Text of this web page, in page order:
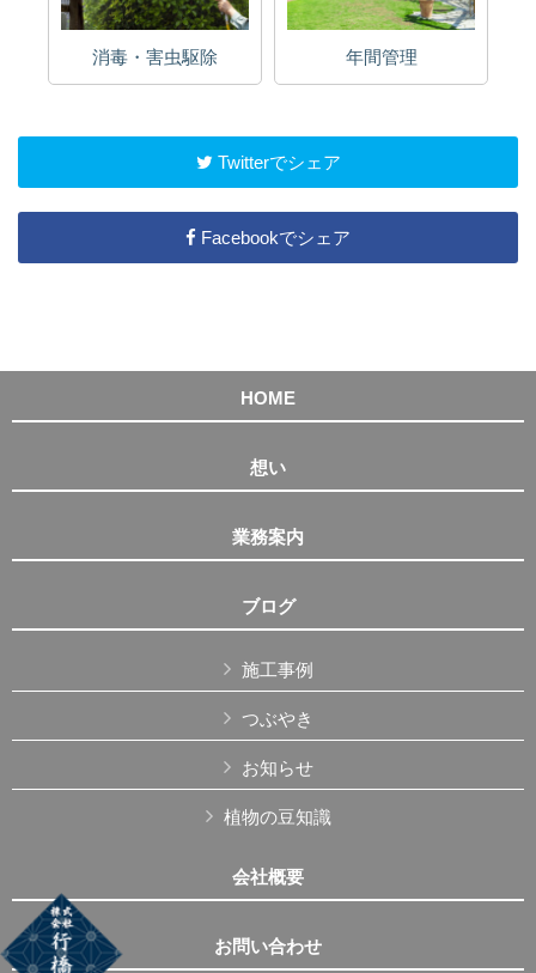
消毒・害虫駆除 年間管理
Twitterでシェア
Facebookでシェア
HOME
想い
業務案内
ブログ
施工事例
つぶやき
お知らせ
植物の豆知識
会社概要
お問い合わせ